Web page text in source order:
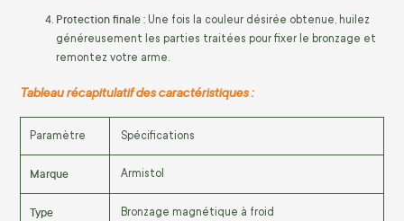
Protection finale : Une fois la couleur désirée obtenue, huilez
généreusement les parties traitées pour fixer le bronzage et
remontez votre arme.
Tableau récapitulatif des caractéristiques :
Paramètre Spécifications
Marque Armistol
Type Bronzage magnétique à froid